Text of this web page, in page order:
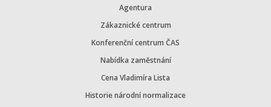
Agentura
Zákaznické centrum
Konferenční centrum ČAS
Nabídka zaměstnání
Cena Vladimíra Lista
Historie národní normalizace